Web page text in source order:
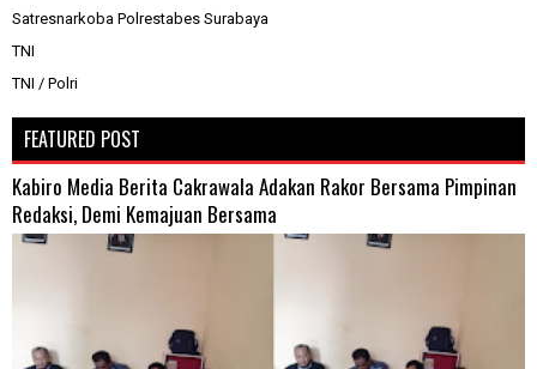
Satresnarkoba Polrestabes Surabaya
TNI
TNI / Polri
FEATURED POST
Kabiro Media Berita Cakrawala Adakan Rakor Bersama Pimpinan
Redaksi, Demi Kemajuan Bersama